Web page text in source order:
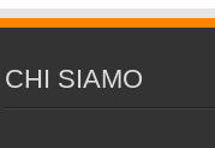
CHI SIAMO